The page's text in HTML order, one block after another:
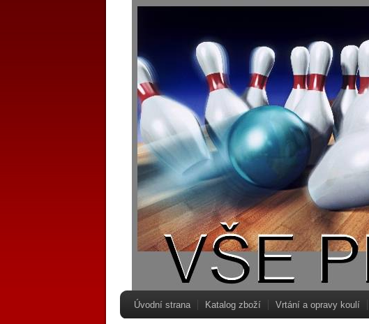
Úvodní strana Katalog zboží Vrtání a opravy koulí